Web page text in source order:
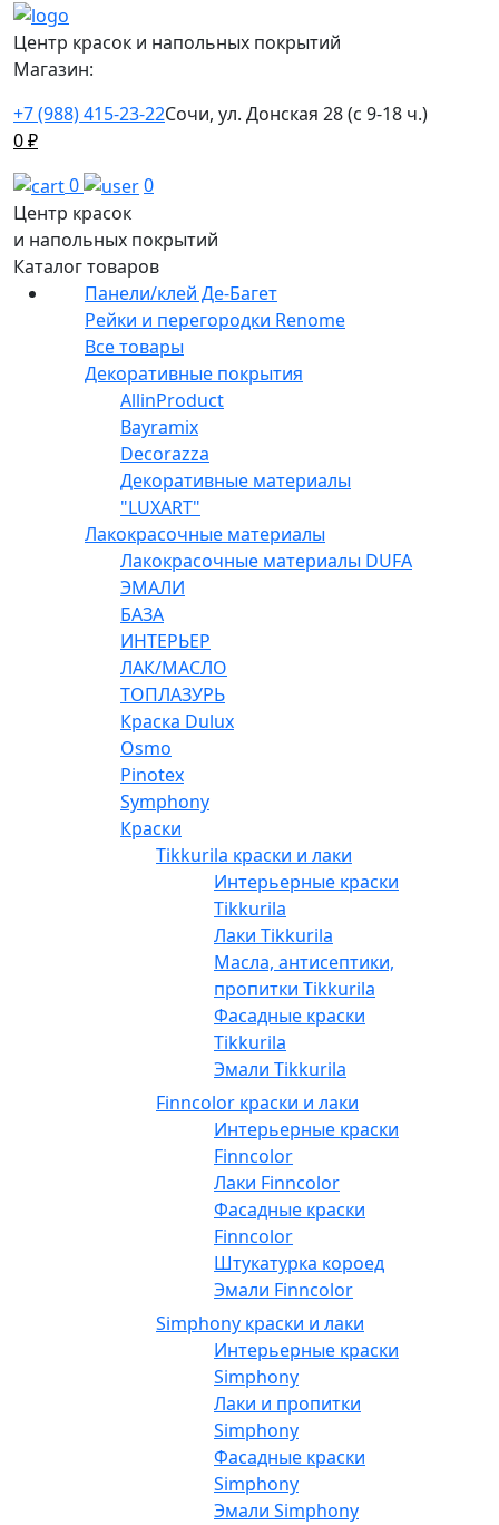
Центр красок и напольных покрытий
Магазин:
+7 (988) 415-23-22Сочи, ул. Донская 28 (с 9-18 ч.)
0₽
0
0
Центр красок
и напольных покрытий
Каталог товаров
Панели/клей Де-Багет
Рейки и перегородки Renome
Все товары
Декоративные покрытия
AllinProduct
Bayramix
Decorazza
Декоративные материалы
"LUXART"
Лакокрасочные материалы
Лакокрасочные материалы DUFA
ЭМАЛИ
БАЗА
ИНТЕРЬЕР
ЛАК/МАСЛО
ТОПЛАЗУРЬ
Краска Dulux
Osmo
Pinotex
Symphony
Краски
Tikkurila краски и лаки
Интерьерные краски
Tikkurila
Лаки Tikkurila
Масла, антисептики,
пропитки Tikkurila
Фасадные краски
Tikkurila
Эмали Tikkurila
Finncolor краски и лаки
Интерьерные краски
Finncolor
Лаки Finncolor
Фасадные краски
Finncolor
Штукатурка короед
Эмали Finncolor
Simphony краски и лаки
Интерьерные краски
Simphony
Лаки и пропитки
Simphony
Фасадные краски
Simphony
Эмали Simphony